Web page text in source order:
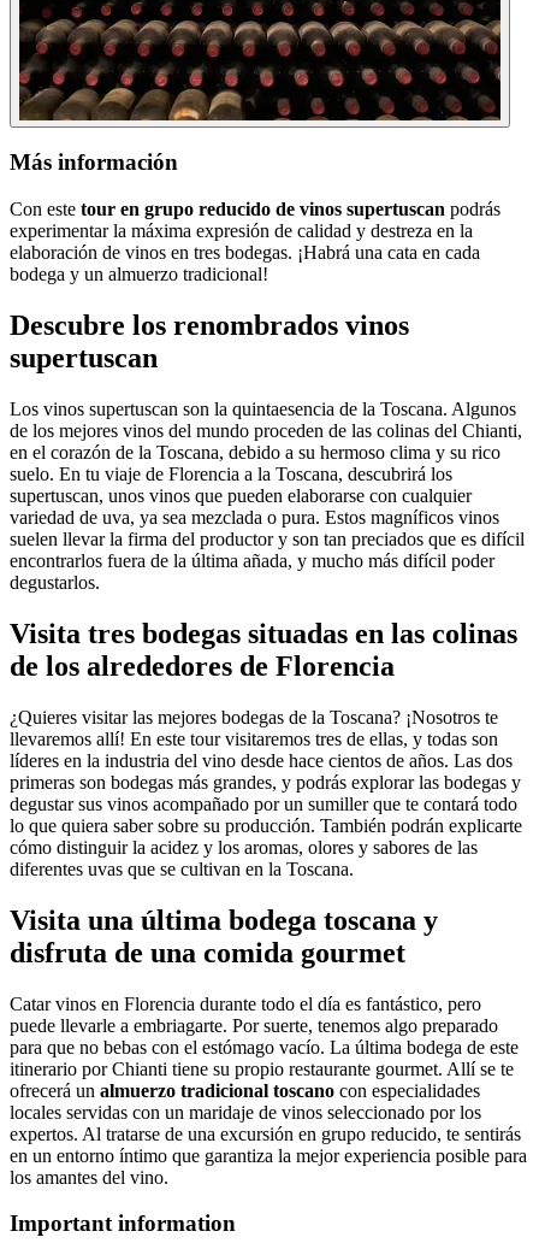
Más información
Con este tour en grupo reducido de vinos supertuscan podrás
experimentar la máxima expresión de calidad y destreza en la
elaboración de vinos en tres bodegas. ¡Habrá una cata en cada
bodega y un almuerzo tradicional!
Descubre los renombrados vinos
supertuscan
Los vinos supertuscan son la quintaesencia de la Toscana. Algunos
de los mejores vinos del mundo proceden de las colinas del Chianti,
en el corazón de la Toscana, debido a su hermoso clima y su rico
suelo. En tu viaje de Florencia a la Toscana, descubrirá los
supertuscan, unos vinos que pueden elaborarse con cualquier
variedad de uva, ya sea mezclada o pura. Estos magníficos vinos
suelen llevar la firma del productor y son tan preciados que es difícil
encontrarlos fuera de la última añada, y mucho más difícil poder
degustarlos.
Visita tres bodegas situadas en las colinas
de los alrededores de Florencia
¿Quieres visitar las mejores bodegas de la Toscana? ¡Nosotros te
llevaremos allí! En este tour visitaremos tres de ellas, y todas son
líderes en la industria del vino desde hace cientos de años. Las dos
primeras son bodegas más grandes, y podrás explorar las bodegas y
degustar sus vinos acompañado por un sumiller que te contará todo
lo que quiera saber sobre su producción. También podrán explicarte
cómo distinguir la acidez y los aromas, olores y sabores de las
diferentes uvas que se cultivan en la Toscana.
Visita una última bodega toscana y
disfruta de una comida gourmet
Catar vinos en Florencia durante todo el día es fantástico, pero
puede llevarle a embriagarte. Por suerte, tenemos algo preparado
para que no bebas con el estómago vacío. La última bodega de este
itinerario por Chianti tiene su propio restaurante gourmet. Allí se te
ofrecerá un almuerzo tradicional toscano con especialidades
locales servidas con un maridaje de vinos seleccionado por los
expertos. Al tratarse de una excursión en grupo reducido, te sentirás
en un entorno íntimo que garantiza la mejor experiencia posible para
los amantes del vino.
Important information